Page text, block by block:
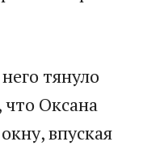
тянуло
что Оксана
впуская